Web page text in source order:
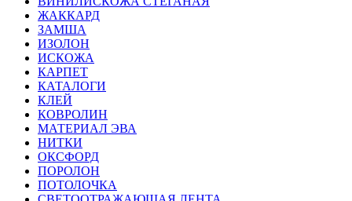
ЖАККАРД
ЗАМША
ИЗОЛОН
ИСКОЖА
КАРПЕТ
КАТАЛОГИ
КЛЕЙ
КОВРОЛИН
МАТЕРИАЛ ЭВА
НИТКИ
ОКСФОРД
ПОРОЛОН
ПОТОЛОЧКА